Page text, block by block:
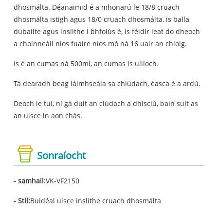
dhosmálta. Déanaimid é a mhonarú le 18/8 cruach
dhosmálta istigh agus 18/0 cruach dhosmálta, is balla
dúbailte agus inslithe i bhfolús é, is féidir leat do dheoch
a choinneáil níos fuaire níos mó ná 16 uair an chloig.
Is é an cumas ná 500ml, an cumas is uilíoch.
Tá dearadh beag láimhseála sa chlúdach, éasca é a ardú.
Deoch le tuí, ní gá duit an clúdach a dhísciú, bain sult as
an uisce in aon chás.
Sonraíocht
- samhail:VK-VF2150
- Stíl:Buidéal uisce inslithe cruach dhosmálta